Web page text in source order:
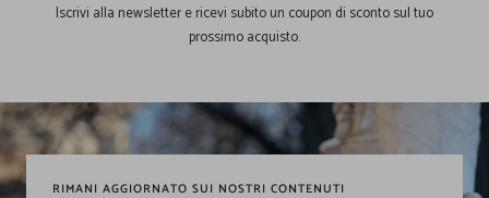
Iscrivi alla newsletter e ricevi subito un coupon di sconto sul tuo
prossimo acquisto.
RIMANI AGGIORNATO SUI NOSTRI CONTENUTI